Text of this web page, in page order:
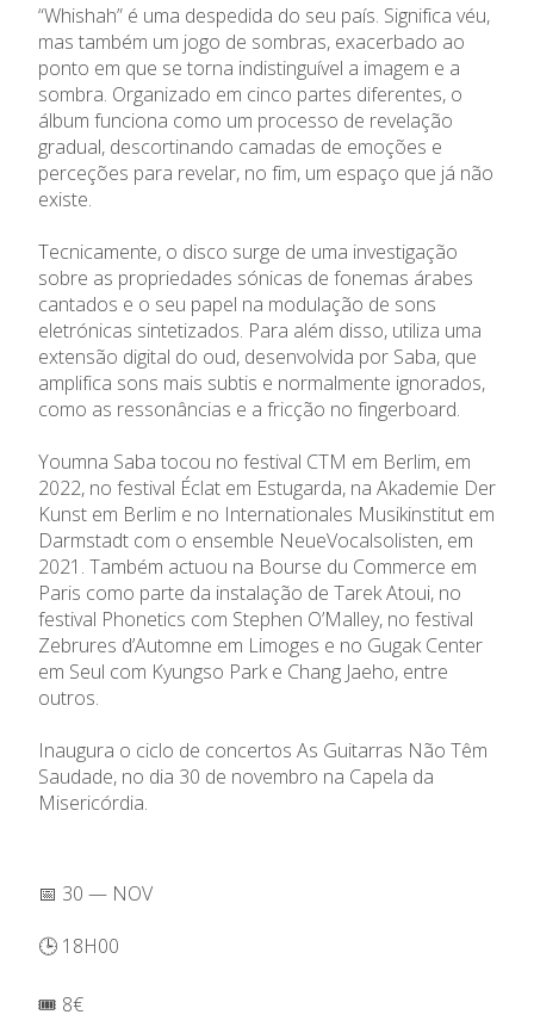
“Whishah” é uma despedida do seu país. Significa véu,
mas também um jogo de sombras, exacerbado ao
ponto em que se torna indistinguível a imagem e a
sombra. Organizado em cinco partes diferentes, o
álbum funciona como um processo de revelação
gradual, descortinando camadas de emoções e
perceções para revelar, no fim, um espaço que já não
existe.
Tecnicamente, o disco surge de uma investigação
sobre as propriedades sónicas de fonemas árabes
cantados e o seu papel na modulação de sons
eletrónicas sintetizados. Para além disso, utiliza uma
extensão digital do oud, desenvolvida por Saba, que
amplifica sons mais subtis e normalmente ignorados,
como as ressonâncias e a fricção no fingerboard.
Youmna Saba tocou no festival CTM em Berlim, em
2022, no festival Éclat em Estugarda, na Akademie Der
Kunst em Berlim e no Internationales Musikinstitut em
Darmstadt com o ensemble NeueVocalsolisten, em
2021. Também actuou na Bourse du Commerce em
Paris como parte da instalação de Tarek Atoui, no
festival Phonetics com Stephen O’Malley, no festival
Zebrures d’Automne em Limoges e no Gugak Center
em Seul com Kyungso Park e Chang Jaeho, entre
outros.
Inaugura o ciclo de concertos As Guitarras Não Têm
Saudade, no dia 30 de novembro na Capela da
Misericórdia.
📅 30 — NOV
🕒 18H00
🎟️ 8€